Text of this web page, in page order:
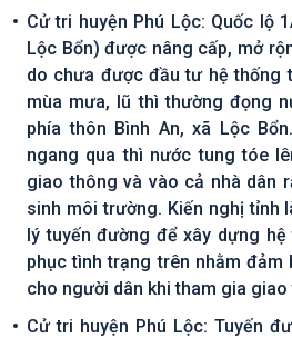
Cử tri huyện Phú Lộc: Quốc lộ
Lộc Bổn) được nâng cấp, mở
do chưa được đầu tư hệ thống
mùa mưa, lũ thì thường đọng
phía thôn Bình An, xã Lộc
ngang qua thì nước tung tóe
giao thông và vào cả nhà dân
sinh môi trường. Kiến nghị tỉnh
lý tuyến đường để xây dựng
phục tình trạng trên nhằm
cho người dân khi tham gia giao
Cử tri huyện Phú Lộc: Tuyến